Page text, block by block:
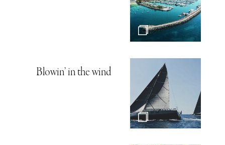
Blowin’ in the wind